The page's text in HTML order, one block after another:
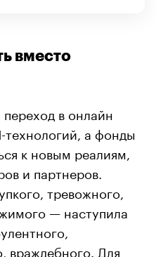
вместо
в онлайн
а фонды
к новым реалиям,
и партнеров.
тревожного,
— наступила
враждебного. Для